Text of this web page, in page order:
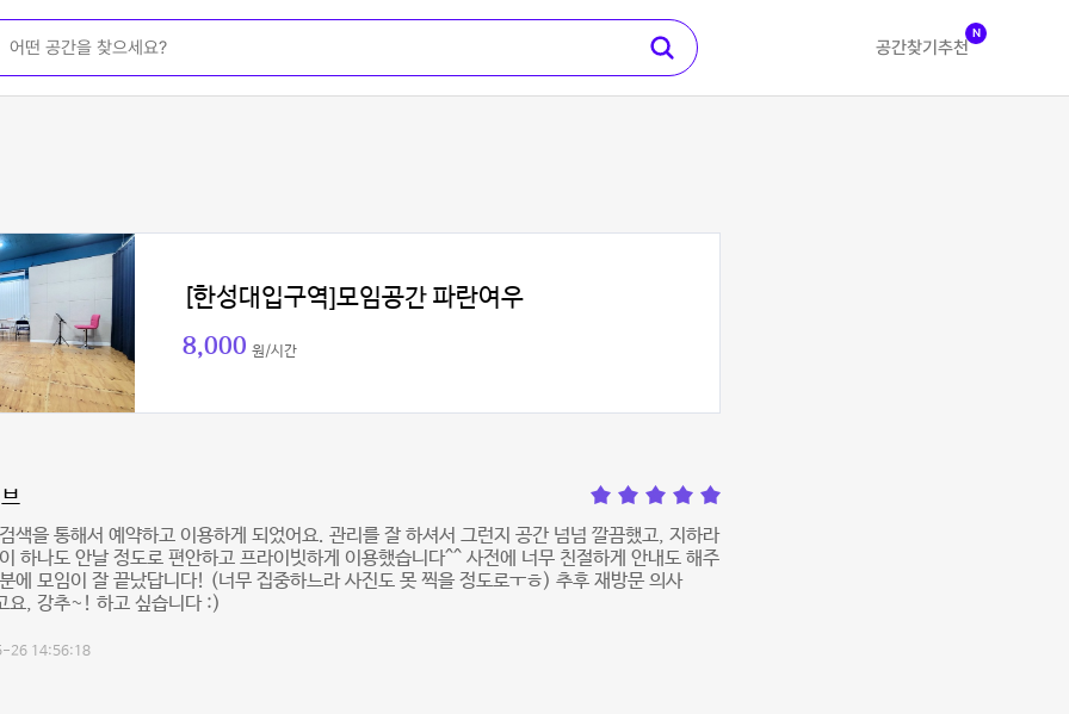
공간찾기 추천
N
[한성대입구역]모임공간 파란여우
8,000 원/시간
색을 통해서 예약하고 이용하게 되었어요. 관리를 잘 하셔서 그런지 공간 넘넘 깔끔했고, 지하라
하나도 안날 정도로 편안하고 프라이빗하게 이용했습니다^^ 사전에 너무 친절하게 안내도 해주
에 모임이 잘 끝났답니다! (너무 집중하느라 사진도 못 찍을 정도로ㅜㅎ) 추후 재방문 의사
요, 강추~! 하고 싶습니다 :)
26 14:56:18